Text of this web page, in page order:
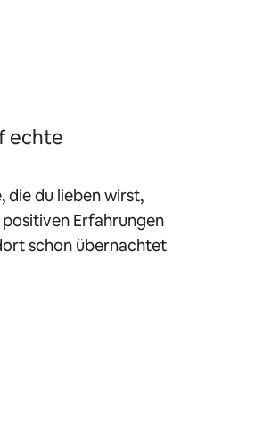
echte
die du lieben wirst,
Erfahrungen
schon übernachtet